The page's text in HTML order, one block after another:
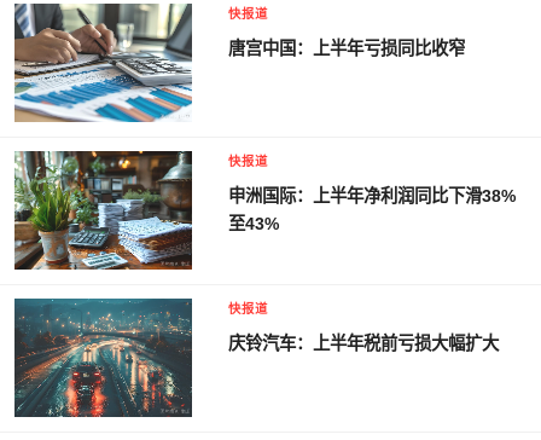
快报道
唐宫中国：上半年亏损同比收窄
快报道
申洲国际：上半年净利润同比下滑38%
至43%
快报道
庆铃汽车：上半年税前亏损大幅扩大